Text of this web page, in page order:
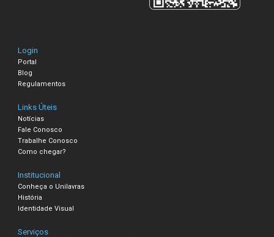
Login
Portal
Blog
Regulamentos
Links Úteis
Notícias
Fale Conosco
Trabalhe Conosco
Como chegar?
Institucional
Conheça o Unilavras
História
Identidade Visual
Serviços